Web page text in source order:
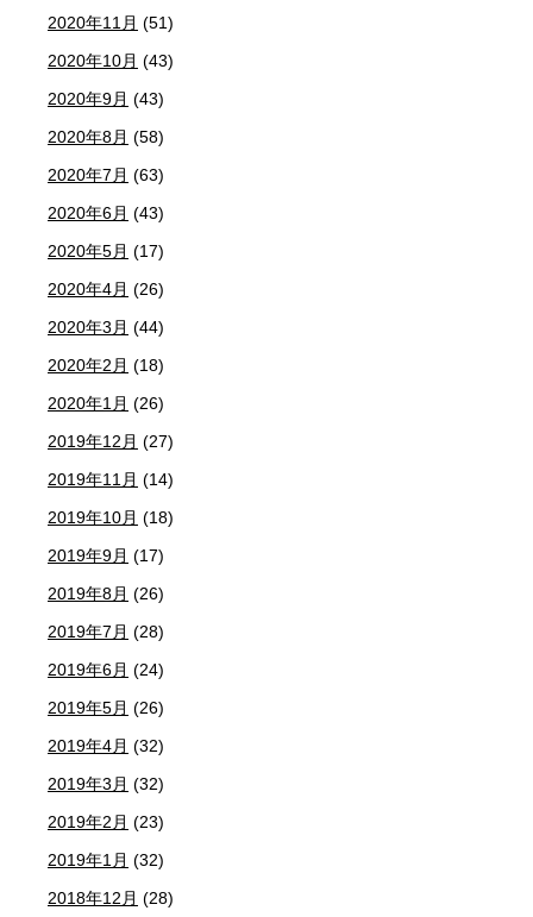
2020年11月 (51)
2020年10月 (43)
2020年9月 (43)
2020年8月 (58)
2020年7月 (63)
2020年6月 (43)
2020年5月 (17)
2020年4月 (26)
2020年3月 (44)
2020年2月 (18)
2020年1月 (26)
2019年12月 (27)
2019年11月 (14)
2019年10月 (18)
2019年9月 (17)
2019年8月 (26)
2019年7月 (28)
2019年6月 (24)
2019年5月 (26)
2019年4月 (32)
2019年3月 (32)
2019年2月 (23)
2019年1月 (32)
2018年12月 (28)